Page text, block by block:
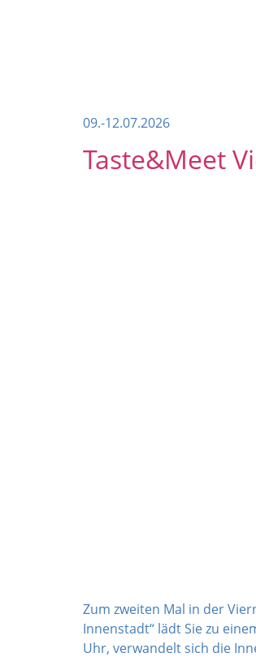
09.-12.07.2026
Taste&Meet
Zum zweiten Mal in der
Innenstadt“ lädt Sie zu
Uhr, verwandelt sich die